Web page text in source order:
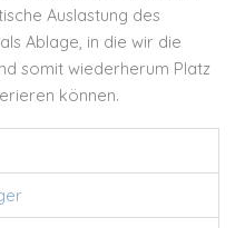
Auslastung des
Ablage, in die wir die
somit wiederherum Platz
können.